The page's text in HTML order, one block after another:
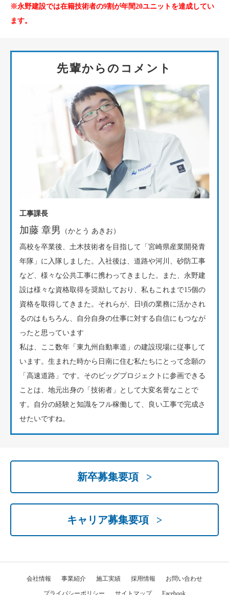
※永野建設では在籍技術者の9割が年間20ユニットを達成してい
ます。
先輩からのコメント
工事課長
加藤 章男
（かとう あきお）
高校を卒業後、土木技術者を目指して「宮崎県産業開発青
年隊」に入隊しました。入社後は、道路や河川、砂防工事
など、様々な公共工事に携わってきました。また、永野建
設は様々な資格取得を奨励しており、私もこれまで15個の
資格を取得してきまた。それらが、日頃の業務に活かされ
るのはもちろん、自分自身の仕事に対する自信にもつなが
ったと思っています
私は、ここ数年「東九州自動車道」の建設現場に従事して
います。生まれた時から日南に住む私たちにとって念願の
「高速道路」です。そのビッグプロジェクトに参画できる
ことは、地元出身の「技術者」として大変名誉なことで
す。自分の経験と知識をフル稼働して、良い工事で完成さ
せたいですね。
新卒募集要項 >
キャリア募集要項 >
会社情報 事業紹介 施工実績 採用情報 お問い合わせ